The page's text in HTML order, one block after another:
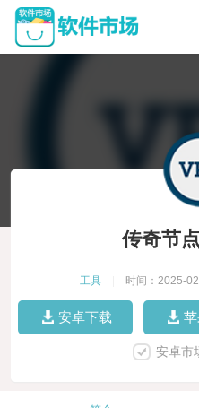
传奇节
工具 时间：2025-
安卓下载
安卓市